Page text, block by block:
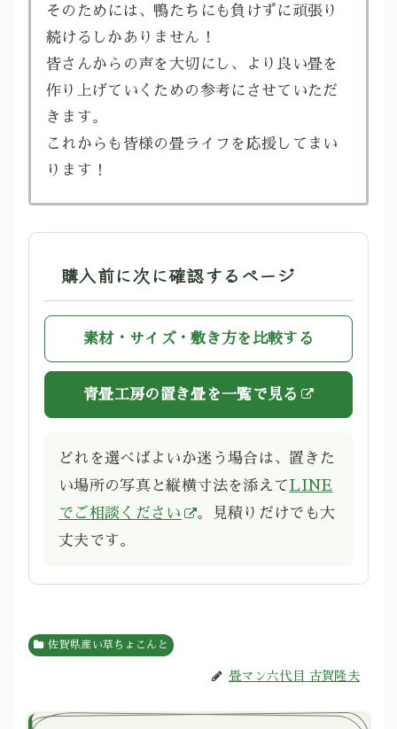
そのためには、鴨たちにも負けずに頑張り
続けるしかありません！
皆さんからの声を大切にし、より良い畳を
作り上げていくための参考にさせていただ
きます。
これからも皆様の畳ライフを応援してまい
ります！
購入前に次に確認するページ
素材・サイズ・敷き方を比較する
青畳工房の置き畳を一覧で見る
どれを選べばよいか迷う場合は、置きた
い場所の写真と縦横寸法を添えて
LINE
でご相談ください
。見積りだけでも大
丈夫です。
佐賀県産い草ちょこんと
畳マン六代目 古賀隆夫